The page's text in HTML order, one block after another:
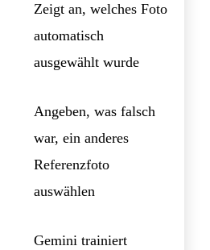
Zeigt an, welches Foto
automatisch
ausgewählt wurde
Angeben, was falsch
war, ein anderes
Referenzfoto
auswählen
Gemini trainiert